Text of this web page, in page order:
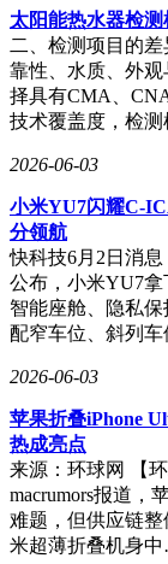
太阳能热水器检
二、检测项目的
靠性、水质、外
择具有CMA、
技术覆盖度，检
2026-06-03
小米YU7闪耀C-
分领航
快科技6月2日消
公布，小米YU7拿
智能座舱、隐私
配窄车位、斜列
2026-06-03
苹果折叠iPhone
热成亮点
来源：环球网 【
macrumors报道，
难题，但供应链
米超薄折叠机身